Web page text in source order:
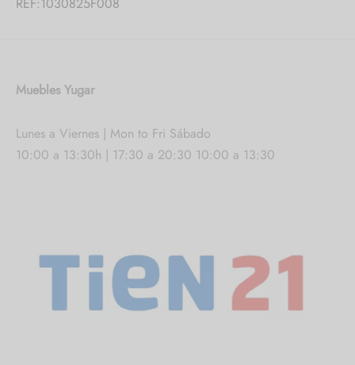
Muebles Yugar
Lunes a Viernes | Mon to Fri Sábado
10:00 a 13:30h | 17:30 a 20:30 10:00 a 13:30